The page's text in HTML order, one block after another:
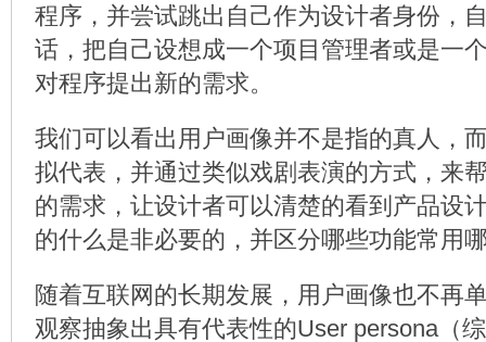
程序，并尝试跳出自己作为设计者身份，
话，把自己设想成一个项目管理者或是一
对程序提出新的需求。
我们可以看出用户画像并不是指的真人，
拟代表，并通过类似戏剧表演的方式，来
的需求，让设计者可以清楚的看到产品设
的什么是非必要的，并区分哪些功能常用
随着互联网的长期发展，用户画像也不再
观察抽象出具有代表性的User persona（